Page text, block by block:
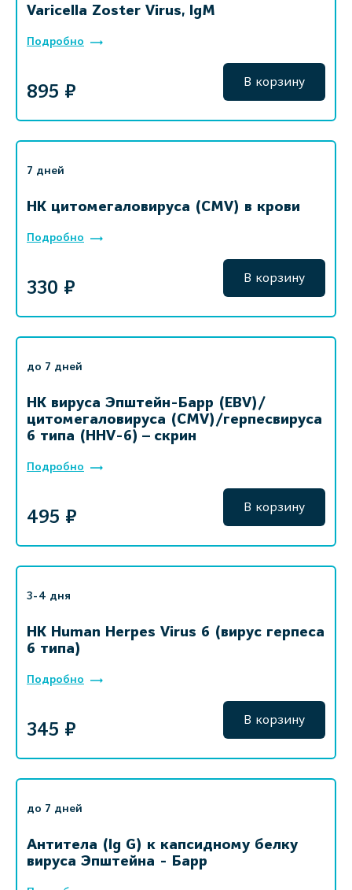
Varicella Zoster Virus, IgM
Подробно
895 ₽ В корзину
7 дней
НК цитомегаловируса (CMV) в крови
Подробно
330 ₽ В корзину
до 7 дней
НК вируса Эпштейн-Барр (EBV)/
цитомегаловируса (CMV)/герпесвируса
6 типа (HHV-6) – скрин
Подробно
495 ₽ В корзину
3-4 дня
НК Human Herpes Virus 6 (вирус герпеса
6 типа)
Подробно
345 ₽ В корзину
до 7 дней
Антитела (Ig G) к капсидному белку
вируса Эпштейна - Барр